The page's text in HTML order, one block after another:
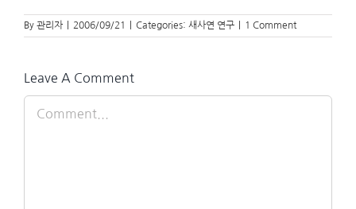
By 관리자 2006/09/21 Categories: 새사연 연구 1 Comment
Leave A Comment